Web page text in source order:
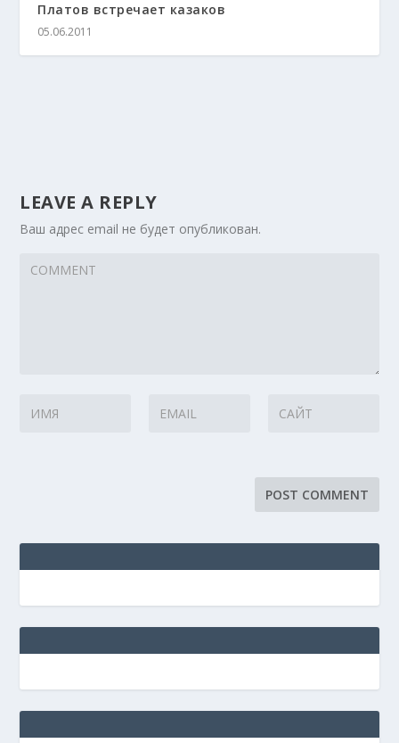
Платов встречает казаков
05.06.2011
LEAVE A REPLY
Ваш адрес email не будет опубликован.